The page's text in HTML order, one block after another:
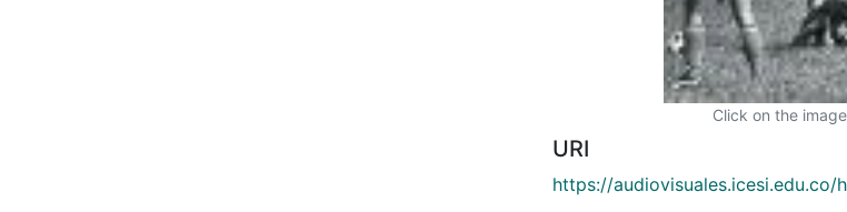
Click on the
URI
https://